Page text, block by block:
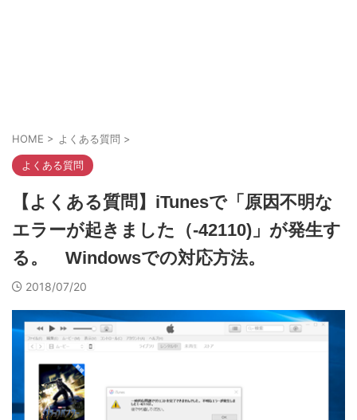
HOME > よくある質問 >
よくある質問
【よくある質問】iTunesで「原因不明な
エラーが起きました（-42110)」が発生す
る。 Windowsでの対応方法。
2018/07/20